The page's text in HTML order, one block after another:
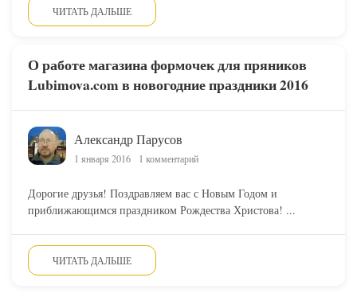
ЧИТАТЬ ДАЛЬШЕ
О работе магазина формочек для пряников
Lubimova.com в новогодние праздники 2016
Александр Парусов
1 января 2016 1 комментарий
Дорогие друзья! Поздравляем вас с Новым Годом и
приближающимся праздником Рождества Христова! ...
ЧИТАТЬ ДАЛЬШЕ